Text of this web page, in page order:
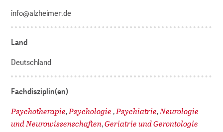
info@alzheimer.de
Land
Deutschland
Fachdisziplin(en)
Psychotherapie,Psychologie ,Psychiatrie,Neurologie
und Neurowissenschaften,Geriatrie und Gerontologie